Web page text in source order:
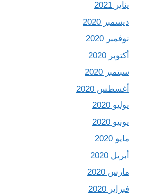
يناير 2021
ديسمبر 2020
نوفمبر 2020
أكتوبر 2020
سبتمبر 2020
أغسطس 2020
يوليو 2020
يونيو 2020
مايو 2020
أبريل 2020
مارس 2020
فبراير 2020